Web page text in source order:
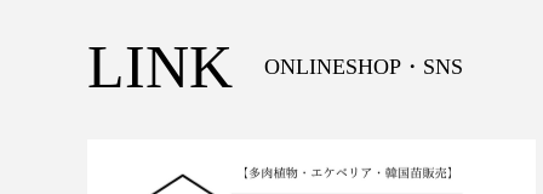
LINK ONLINESHOP・SNS